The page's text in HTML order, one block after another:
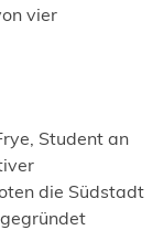
vier
Student an
die Südstadt